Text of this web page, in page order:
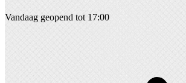
Vandaag geopend tot 17:00